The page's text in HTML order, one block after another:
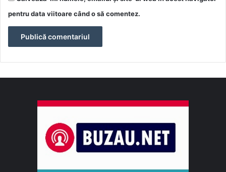
pentru data viitoare când o să comentez.